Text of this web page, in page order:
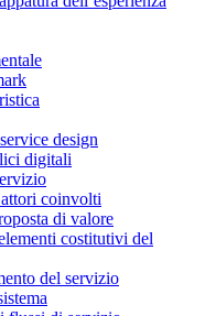
design
digitali
coinvolti
di valore
costitutivi del
del servizio